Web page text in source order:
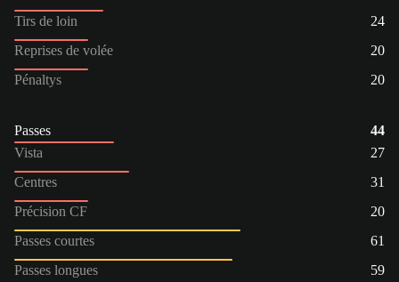
Tirs de loin
24
Reprises de volée
20
Pénaltys
20
Passes
44
Vista
27
Centres
31
Précision CF
20
Passes courtes
61
Passes longues
59